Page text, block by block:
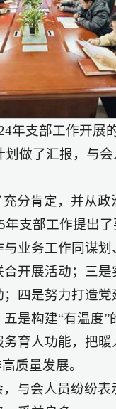
年支部工作开展
做了汇报，与
分肯定，并从
支部工作提出
业务工作同谋
开展活动；三是
四是努力打造
是构建“有温度
育人功能，把暖
质量发展。
与会人员纷纷